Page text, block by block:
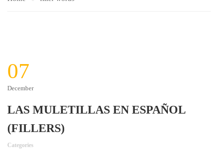
07
December
LAS MULETILLAS EN ESPAÑOL
(FILLERS)
Categories